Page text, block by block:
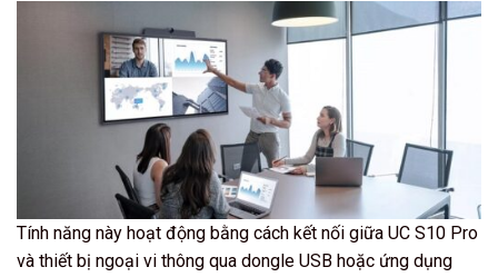
Tính năng này hoạt động bằng cách kết nối giữa UC S10 Pro
và thiết bị ngoại vi thông qua dongle USB hoặc ứng dụng